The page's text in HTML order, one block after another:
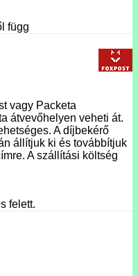
függ
vagy Packeta
átvevőhelyen veheti át.
A díjbekérő
állítjuk ki és továbbítjuk
A szállítási költség
felett.